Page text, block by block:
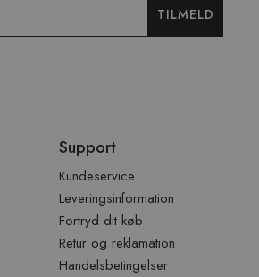
TILMELD
Support
Kundeservice
Leveringsinformation
Fortryd dit køb
Retur og reklamation
Handelsbetingelser